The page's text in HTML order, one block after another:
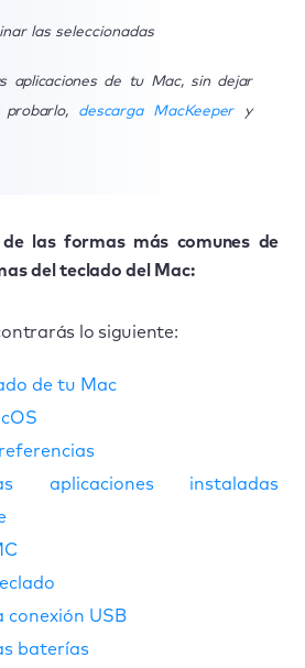
las seleccionadas
aplicaciones de tu Mac, sin dejar
descarga MacKeepery
de las formas más comunes de
del teclado del Mac:
lo siguiente:
de tu Mac
aplicaciones instaladas
conexión USB
baterías